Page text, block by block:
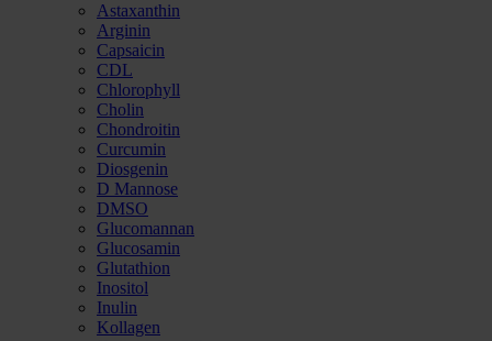
Astaxanthin
Arginin
Capsaicin
CDL
Chlorophyll
Cholin
Chondroitin
Curcumin
Diosgenin
D Mannose
DMSO
Glucomannan
Glucosamin
Glutathion
Inositol
Inulin
Kollagen